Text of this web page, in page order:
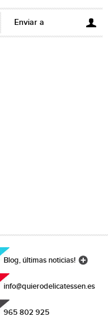
Enviar a
Blog, últimas noticias!
info@quierodelicatessen.es
965 802 925